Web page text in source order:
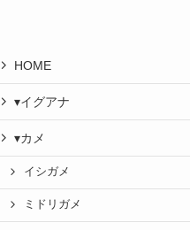
HOME
▾イグアナ
▾カメ
イシガメ
ミドリガメ